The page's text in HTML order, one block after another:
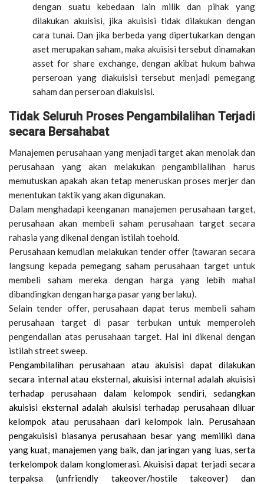
dengan suatu kebedaan lain milik dan pihak yang
dilakukan akuisisi, jika akuisisi tidak dilakukan dengan
cara tunai. Dan jika berbeda yang dipertukarkan dengan
aset merupakan saham, maka akuisisi tersebut dinamakan
asset for share exchange, dengan akibat hukum bahwa
perseroan yang diakuisisi tersebut menjadi pemegang
saham dan perseroan diakuisisi.
Tidak Seluruh Proses Pengambilalihan Terjadi
secara Bersahabat
Manajemen perusahaan yang menjadi target akan menolak dan
perusahaan yang akan melakukan pengambilalihan harus
memutuskan apakah akan tetap meneruskan proses merjer dan
menentukan taktik yang akan digunakan.
Dalam menghadapi keenganan manajemen perusahaan target,
perusahaan akan membeli saham perusahaan target secara
rahasia yang dikenal dengan istilah toehold.
Perusahaan kemudian melakukan tender offer (tawaran secara
langsung kepada pemegang saham perusahaan target untuk
membeli saham mereka dengan harga yang lebih mahal
dibandingkan dengan harga pasar yang berlaku).
Selain tender offer, perusahaan dapat terus membeli saham
perusahaan target di pasar terbukan untuk memperoleh
pengendalian atas perusahaan target. Hal ini dikenal dengan
istilah street sweep.
Pengambilalihan perusahaan atau akuisisi dapat dilakukan
secara internal atau eksternal, akuisisi internal adalah akuisisi
terhadap perusahaan dalam kelompok sendiri, sedangkan
akuisisi eksternal adalah akuisisi terhadap perusahaan diluar
kelompok atau perusahaan dari kelompok lain. Perusahaan
pengakuisisi biasanya perusahaan besar yang memiliki dana
yang kuat, manajemen yang baik, dan jaringan yang luas, serta
terkelompok dalam konglomerasi. Akuisisi dapat terjadi secara
terpaksa (unfriendly takeover/hostile takeover) dan